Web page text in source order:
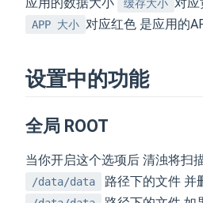
缓存大小
APP 大小 对应红色 是应用的
设置中的功能
全局 ROOT
当你开启这个选项后 清浊将扫
/data/data 路径下的文件 并